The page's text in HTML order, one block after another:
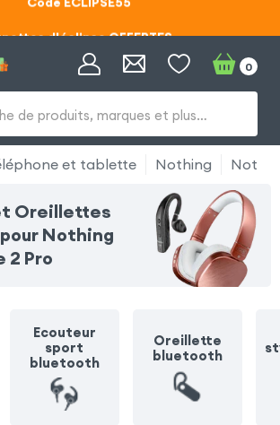
Code ECLIPSE55
de produits, marques et plus…
0
et tablette Nothing
Oreillettes
Nothing
2 Pro
Ecouteur
sport
bluetooth
Oreillette
bluetooth